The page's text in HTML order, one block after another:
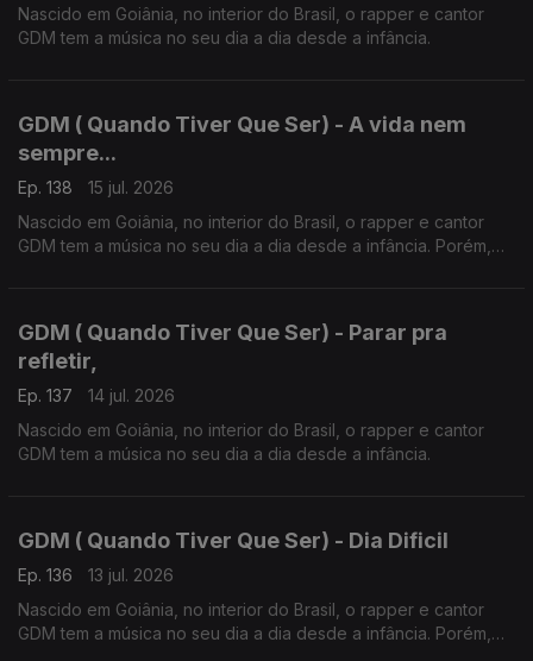
Nascido em Goiânia, no interior do Brasil, o rapper e cantor
GDM tem a música no seu dia a dia desde a infância.
GDM ( Quando Tiver Que Ser) - A vida nem
sempre...
Ep. 138
15 jul. 2026
Nascido em Goiânia, no interior do Brasil, o rapper e cantor
GDM tem a música no seu dia a dia desde a infância. Porém,
GDM ( Quando Tiver Que Ser) - Parar pra
refletir,
Ep. 137
14 jul. 2026
Nascido em Goiânia, no interior do Brasil, o rapper e cantor
GDM tem a música no seu dia a dia desde a infância.
GDM ( Quando Tiver Que Ser) - Dia Dificil
Ep. 136
13 jul. 2026
Nascido em Goiânia, no interior do Brasil, o rapper e cantor
GDM tem a música no seu dia a dia desde a infância. Porém,